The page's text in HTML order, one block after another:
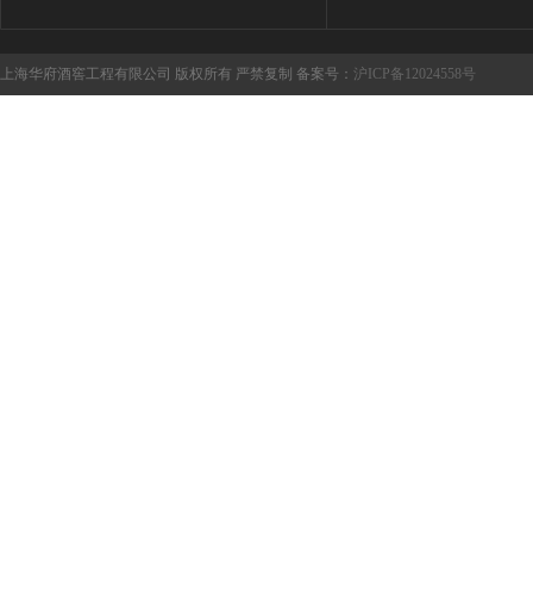
上海华府酒窖工程有限公司 版权所有 严禁复制 备案号： 沪ICP备12024558号